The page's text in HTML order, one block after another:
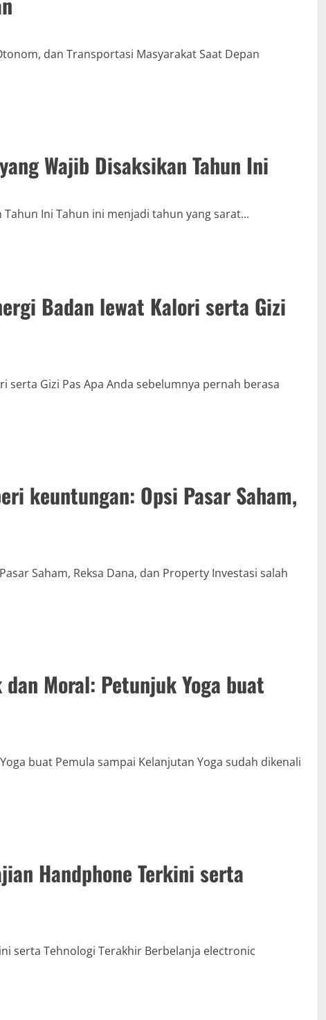
dan Transportasi Masyarakat Saat Depan
Wajib Disaksikan Tahun Ini
Tahun Ini Tahun ini menjadi tahun yang sarat...
Badan lewat Kalori serta Gizi
serta Gizi Pas Apa Anda sebelumnya pernah berasa
keuntungan: Opsi Pasar Saham,
Saham, Reksa Dana, dan Property Investasi salah
Moral: Petunjuk Yoga buat
buat Pemula sampai Kelanjutan Yoga sudah dikenali
Handphone Terkini serta
serta Tehnologi Terakhir Berbelanja electronic